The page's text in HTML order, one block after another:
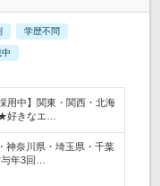
学歴不問
用中】関東・関西・北海
好きなエ…
神奈川県・埼玉県・千葉
年3回…